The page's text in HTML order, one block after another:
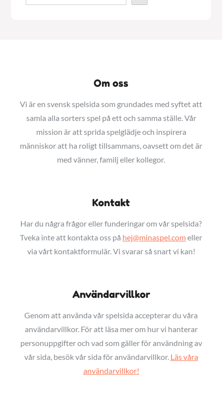
Om oss
Vi är en svensk spelsida som grundades med syftet att
samla alla sorters spel på ett och samma ställe. Vår
mission är att sprida spelglädje och inspirera
människor att ha roligt tillsammans, oavsett om det är
med vänner, familj eller kollegor.
Kontakt
Har du några frågor eller funderingar om vår spelsida?
Tveka inte att kontakta oss på hej@minaspel.comeller
via vårt kontaktformulär. Vi svarar så snart vi kan!
Användarvillkor
Genom att använda vår spelsida accepterar du våra
användarvillkor. För att läsa mer om hur vi hanterar
personuppgifter och vad som gäller för användning av
vår sida, besök vår sida för användarvillkor. Läs våra
användarvillkor!